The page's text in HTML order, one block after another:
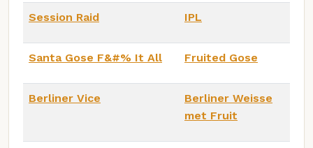
Session Raid IPL
Santa Gose F&#% It All Fruited Gose
Berliner Vice
Berliner Weisse
met Fruit